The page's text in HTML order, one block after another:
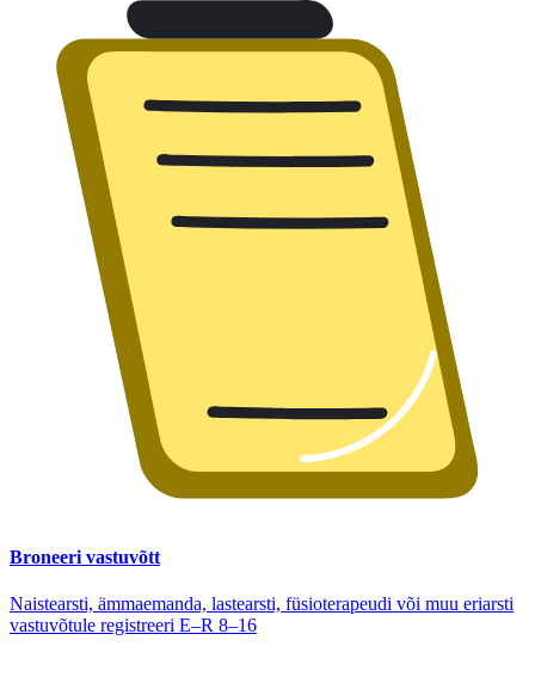
Broneeri vastuvõtt
Naistearsti, ämmaemanda, lastearsti, füsioterapeudi või muu eriarsti
vastuvõtule registreeri E–R 8–16